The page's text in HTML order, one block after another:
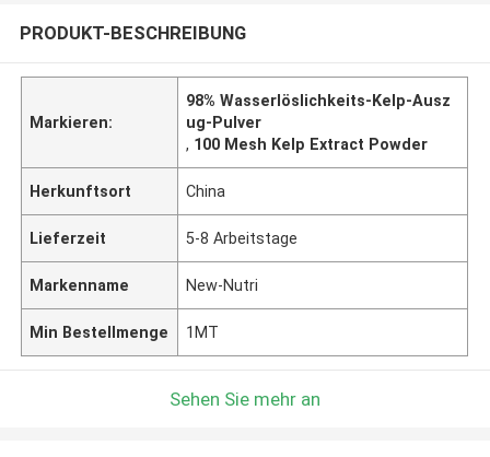
PRODUKT-BESCHREIBUNG
Markieren:
98% Wasserlöslichkeits-Kelp-Ausz
ug-Pulver
, 100 Mesh Kelp Extract Powder
Herkunftsort China
Lieferzeit 5-8 Arbeitstage
Markenname New-Nutri
Min Bestellmenge 1MT
Sehen Sie mehr an